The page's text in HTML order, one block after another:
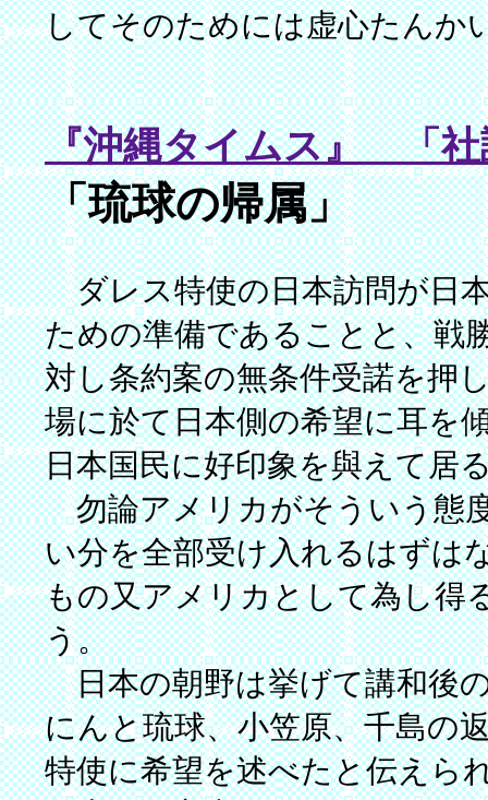
してそのためには虚心たんか
『沖縄タイムス』 「社
「琉球の帰属」
ダレス特使の日本訪問が日
ための準備であることと、戦
対し条約案の無条件受諾を押
場に於て日本側の希望に耳を
日本国民に好印象を與えて居
勿論アメリカがそういう態
い分を全部受け入れるはずは
もの又アメリカとして為し得
う。
日本の朝野は挙げて講和後
にんと琉球、小笠原、千島の
特使に希望を述べたと伝えら